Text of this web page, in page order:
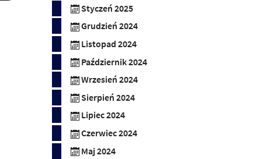
Styczeń 2025
Grudzień 2024
Listopad 2024
Październik 2024
Wrzesień 2024
Sierpień 2024
Lipiec 2024
Czerwiec 2024
Maj 2024